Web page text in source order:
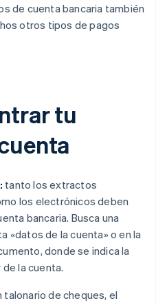
de cuenta bancaria también
otros tipos de pagos
tu
tanto los extractos
los electrónicos deben
bancaria. Busca una
«datos de la cuenta» o en la
donde se indica la
la cuenta.
talonario de cheques, el